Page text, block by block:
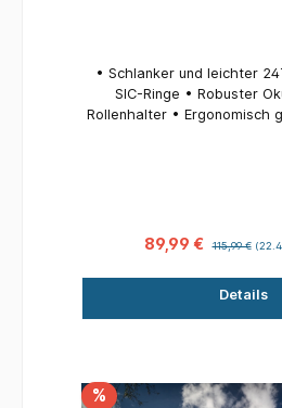
• Schlanker und leichter
SIC-Ringe • Robuster
Rollenhalter • Ergonomisch
89,99 € 115,99 €
Details
%